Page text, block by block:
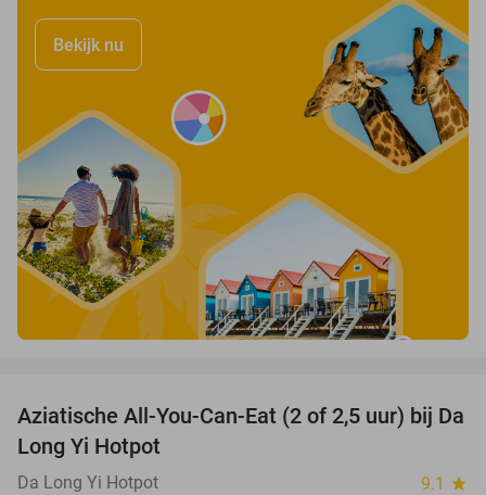
Bekijk nu
30%
Aziatische All-You-Can-Eat (2 of 2,5 uur) bij Da
Long Yi Hotpot
Da Long Yi Hotpot 9.1 star